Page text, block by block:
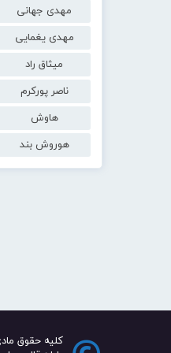
مهدی جهانی
مهدی یغمایی
میثاق راد
ناصر پورکرم
هاوش
هوروش بند
کلیه حقوق